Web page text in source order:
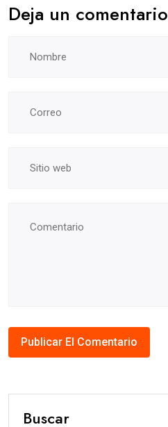
Deja un comentario
Buscar